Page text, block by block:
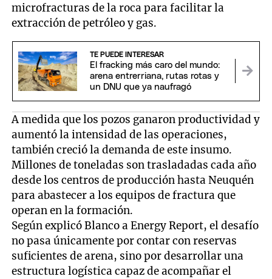
microfracturas de la roca para facilitar la
extracción de petróleo y gas.
TE PUEDE INTERESAR
El fracking más caro del mundo:
arena entrerriana, rutas rotas y
un DNU que ya naufragó
A medida que los pozos ganaron productividad y
aumentó la intensidad de las operaciones,
también creció la demanda de este insumo.
Millones de toneladas son trasladadas cada año
desde los centros de producción hasta Neuquén
para abastecer a los equipos de fractura que
operan en la formación.
Según explicó Blanco a Energy Report, el desafío
no pasa únicamente por contar con reservas
suficientes de arena, sino por desarrollar una
estructura logística capaz de acompañar el